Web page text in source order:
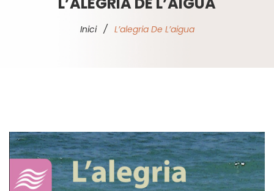
Inici / L’alegria De L’aigua